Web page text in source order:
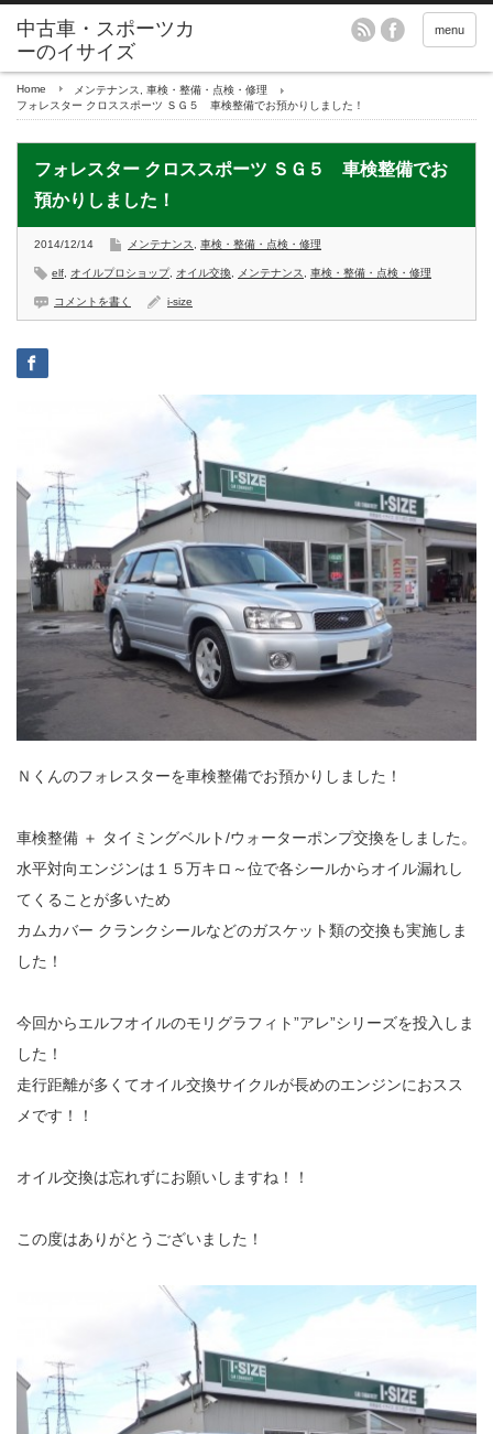
menu
Home メンテナンス
車検・整備・点検・修理
フォレスター クロススポーツ ＳＧ５ 車検整備でお預かりしました！
フォレスター クロススポーツ ＳＧ５ 車検整備でお
預かりしました！
2014/12/14 メンテナンス 車検・整備・点検・修理
elf オイルプロショップ, オイル交換 メンテナンス 車検・整備・点検・修理
コメントを書く i-size
Ｎくんのフォレスターを車検整備でお預かりしました！
車検整備 ＋ タイミングベルト/ウォーターポンプ交換をしました。
水平対向エンジンは１５万キロ～位で各シールからオイル漏れし
てくることが多いため
カムカバー クランクシールなどのガスケット類の交換も実施しま
した！
今回からエルフオイルのモリグラフィト”アレ”シリーズを投入しま
した！
走行距離が多くてオイル交換サイクルが長めのエンジンにおスス
メです！！
オイル交換は忘れずにお願いしますね！！
この度はありがとうございました！